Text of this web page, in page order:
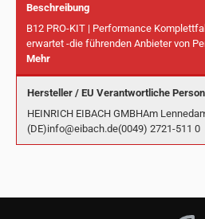
Beschreibung
B12 PRO-KIT | Performance
erwartet -die führenden Anbieter von
Mehr
Hersteller / EU Verantwortliche Person
HEINRICH EIBACH GMBHAm
(DE)info@eibach.de(0049) 2721-511 0